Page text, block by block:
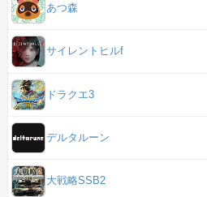
あつ森
サイレントヒルf
ドラクエ3
デルタルーン
大戦略SSB2